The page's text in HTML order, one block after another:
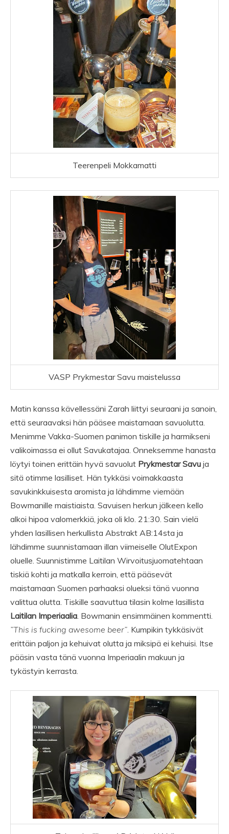
Teerenpeli Mokkamatti
VASP Prykmestar Savu maistelussa
Matin kanssa kävellessäni Zarah liittyi seuraani ja sanoin,
että seuraavaksi hän pääsee maistamaan savuolutta.
Menimme Vakka-Suomen panimon tiskille ja harmikseni
valikoimassa ei ollut Savukatajaa. Onneksemme hanasta
löytyi toinen erittäin hyvä savuolut Prykmestar Savu ja
sitä otimme lasilliset. Hän tykkäsi voimakkaasta
savukinkkuisesta aromista ja lähdimme viemään
Bowmanille maistiaista. Savuisen herkun jälkeen kello
alkoi hipoa valomerkkiä, joka oli klo. 21:30. Sain vielä
yhden lasillisen herkullista Abstrakt AB:14sta ja
lähdimme suunnistamaan illan viimeiselle OlutExpon
oluelle. Suunnistimme Laitilan Wirvoitusjuomatehtaan
tiskiä kohti ja matkalla kerroin, että pääsevät
maistamaan Suomen parhaaksi olueksi tänä vuonna
valittua olutta. Tiskille saavuttua tilasin kolme lasillista
Laitilan Imperiaalia. Bowmanin ensimmäinen kommentti.
”This is fucking awesome beer”. Kumpikin tykkäsivät
erittäin paljon ja kehuivat olutta ja miksipä ei kehuisi. Itse
pääsin vasta tänä vuonna Imperiaalin makuun ja
tykästyin kerrasta.